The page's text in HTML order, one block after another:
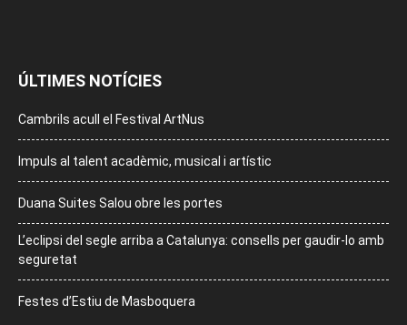
ÚLTIMES NOTÍCIES
Cambrils acull el Festival ArtNus
Impuls al talent acadèmic, musical i artístic
Duana Suites Salou obre les portes
L’eclipsi del segle arriba a Catalunya: consells per gaudir-lo amb
seguretat
Festes d’Estiu de Masboquera